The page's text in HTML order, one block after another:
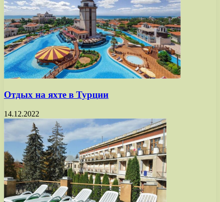
Отдых на яхте в Турции
14.12.2022